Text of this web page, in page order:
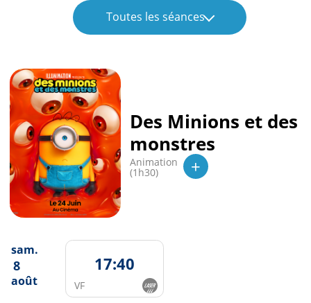
Toutes les séances
Des Minions et des
monstres
Animation
(1h30) +
sam.
8
août
17:40
VF